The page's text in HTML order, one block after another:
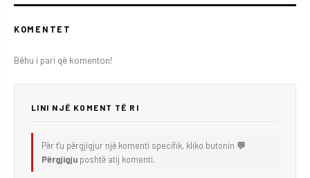
KOMENTET
Bëhu i pari që komenton!
LINI NJË KOMENT TË RI
Për t'u përgjigjur një komenti specifik, kliko butonin 💬
Përgjigju poshtë atij komenti.